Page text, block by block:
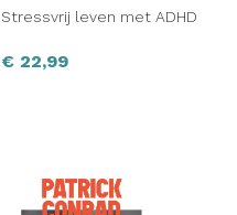
Stressvrij leven met ADHD
€ 22,99